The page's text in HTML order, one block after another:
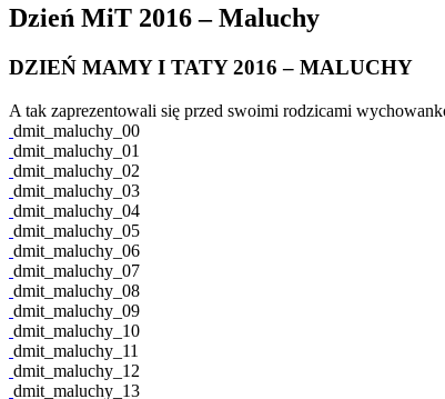
Dzień MiT 2016 – Maluchy
DZIEŃ MAMY I TATY 2016 – MALUCHY
A tak zaprezentowali się przed swoimi rodzicami
dmit_maluchy_00
dmit_maluchy_01
dmit_maluchy_02
dmit_maluchy_03
dmit_maluchy_04
dmit_maluchy_05
dmit_maluchy_06
dmit_maluchy_07
dmit_maluchy_08
dmit_maluchy_09
dmit_maluchy_10
dmit_maluchy_11
dmit_maluchy_12
dmit_maluchy_13